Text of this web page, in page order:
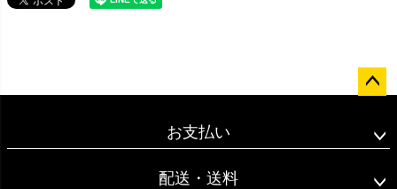
ップ
お支払い
配送・送料